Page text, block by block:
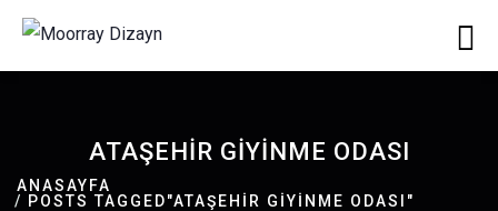
ATAŞEHIR GIYINME ODASI
ANASAYFA
POSTS TAGGED"ATAŞEHIR GIYINME ODASI"